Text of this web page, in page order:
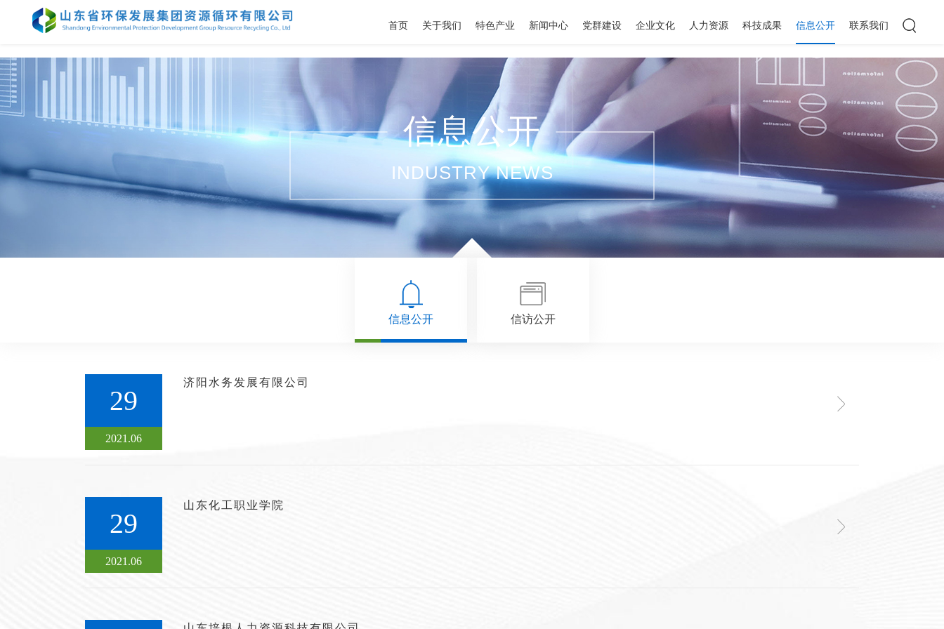
首页 关于我们 特色产业 新闻中心 党群建设 企业文化 人力资源 科技成果 信息公开 联系我们
信息公开
INDUSTRY NEWS
信息公开 信访公开
29
2021.06
济阳水务发展有限公司
29
2021.06
山东化工职业学院